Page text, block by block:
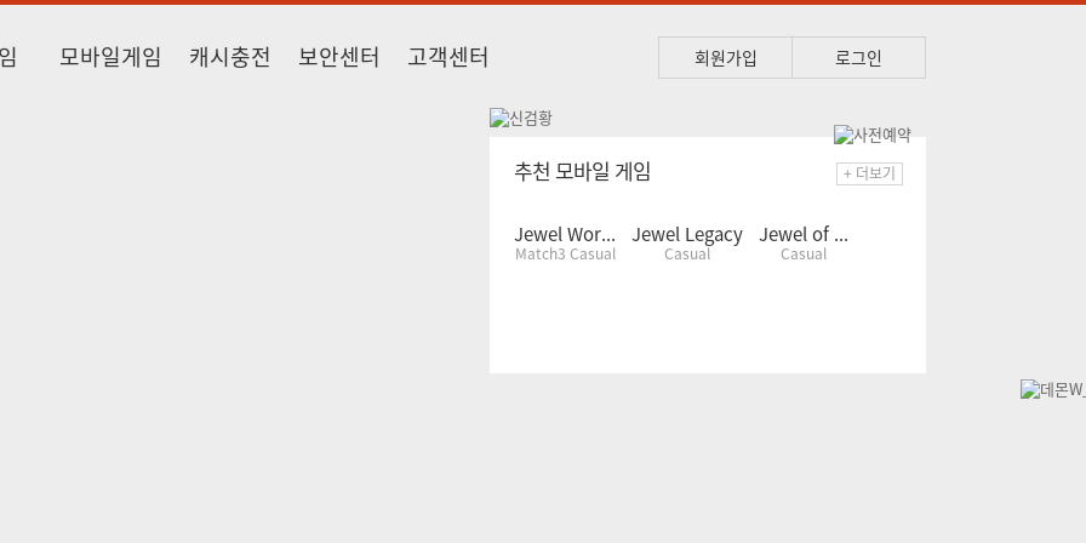
모바일게임 캐시충전 보안센터 고객센터 회원가입 로그인
추천 모바일 게임 + 더보기
Jewel Wor...
Match3 Casual
Jewel Legacy
Casual
Jewel of ...
Casual